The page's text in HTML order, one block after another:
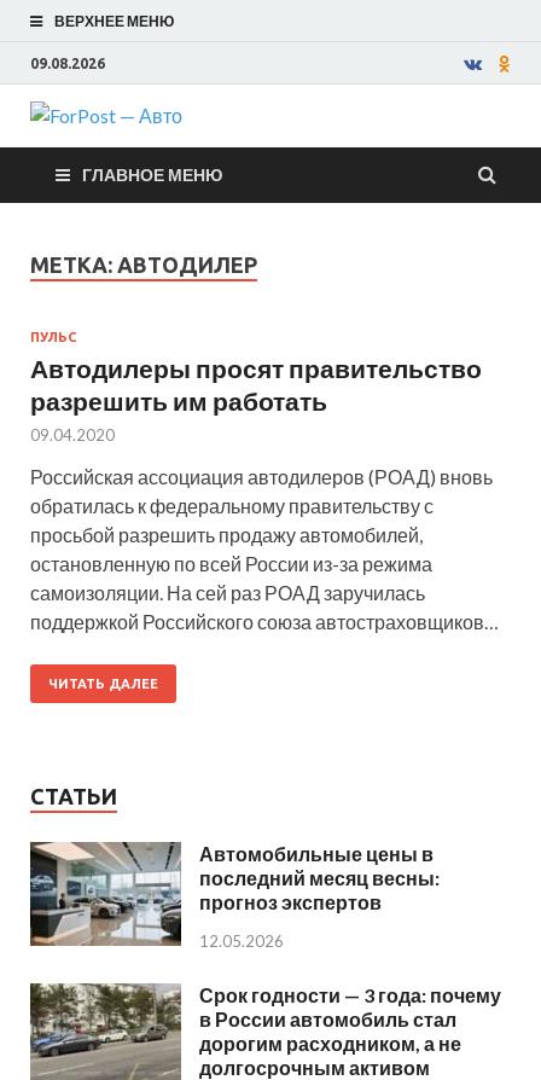
ВЕРХНЕЕ МЕНЮ
09.08.2026
ForPost —
Авто
ГЛАВНОЕ МЕНЮ
МЕТКА: АВТОДИЛЕР
ПУЛЬС
Автодилеры просят правительство
разрешить им работать
09.04.2020
Российская ассоциация автодилеров (РОАД) вновь
обратилась к федеральному правительству с
просьбой разрешить продажу автомобилей,
остановленную по всей России из-за режима
самоизоляции. На сей раз РОАД заручилась
поддержкой Российского союза автостраховщиков…
ЧИТАТЬ ДАЛЕЕ
СТАТЬИ
Автомобильные цены в
последний месяц весны:
прогноз экспертов
12.05.2026
Срок годности — 3 года: почему
в России автомобиль стал
дорогим расходником, а не
долгосрочным активом